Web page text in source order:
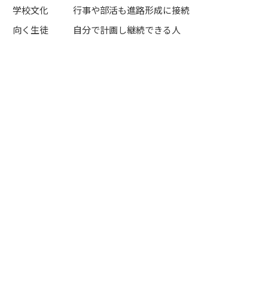
学校文化
行事や部活も進路形成に接続
向く生徒
自分で計画し継続できる人